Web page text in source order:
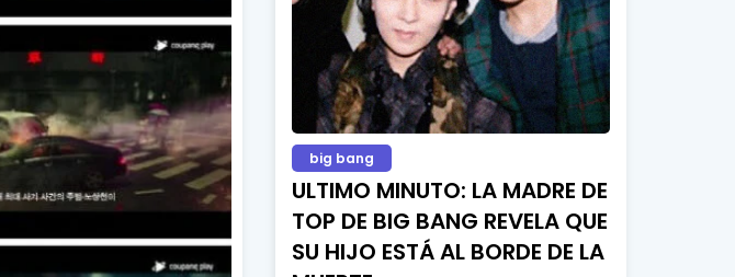
big bang
ULTIMO MINUTO: LA MADRE DE
TOP DE BIG BANG REVELA QUE
SU HIJO ESTÁ AL BORDE DE LA